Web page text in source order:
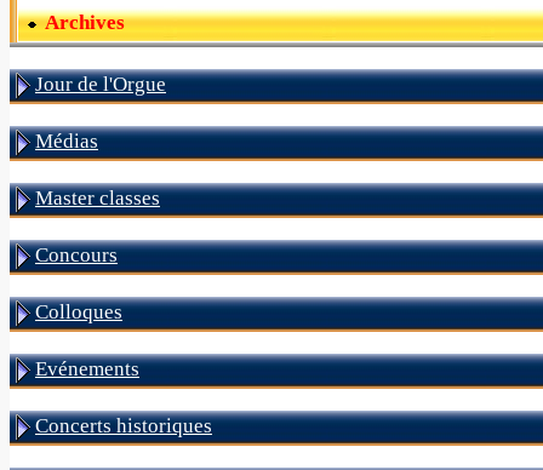
Archives
Jour de l'Orgue
Médias
Master classes
Concours
Colloques
Evénements
Concerts historiques